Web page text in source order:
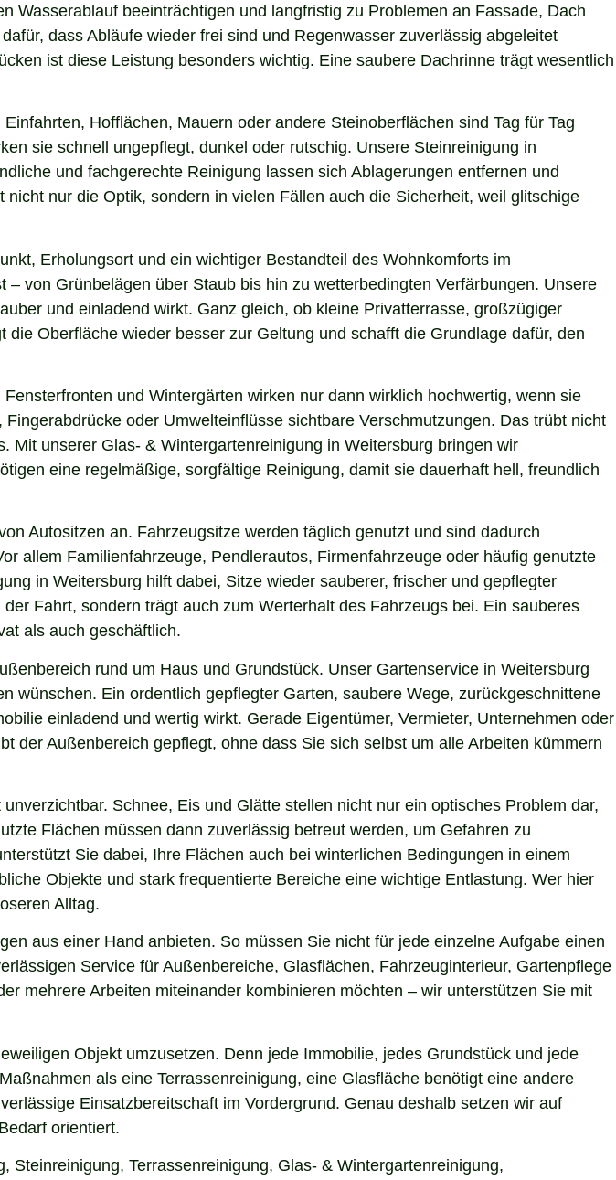
Wasserablauf beeinträchtigen und langfristig zu Problemen an Fassade, Dach
dass Abläufe wieder frei sind und Regenwasser zuverlässig abgeleitet
ist diese Leistung besonders wichtig. Eine saubere Dachrinne trägt wesentlich
Hofflächen, Mauern oder andere Steinoberflächen sind Tag für Tag
sie schnell ungepflegt, dunkel oder rutschig. Unsere Steinreinigung in
und fachgerechte Reinigung lassen sich Ablagerungen entfernen und
nur die Optik, sondern in vielen Fällen auch die Sicherheit, weil glitschige
Erholungsort und ein wichtiger Bestandteil des Wohnkomforts im
von Grünbelägen über Staub bis hin zu wetterbedingten Verfärbungen. Unsere
und einladend wirkt. Ganz gleich, ob kleine Privatterrasse, großzügiger
Oberfläche wieder besser zur Geltung und schafft die Grundlage dafür, den
und Wintergärten wirken nur dann wirklich hochwertig, wenn sie
oder Umwelteinflüsse sichtbare Verschmutzungen. Das trübt nicht
unserer Glas- & Wintergartenreinigung in Weitersburg bringen wir
eine regelmäßige, sorgfältige Reinigung, damit sie dauerhaft hell, freundlich
Autositzen an. Fahrzeugsitze werden täglich genutzt und sind dadurch
allem Familienfahrzeuge, Pendlerautos, Firmenfahrzeuge oder häufig genutzte
in Weitersburg hilft dabei, Sitze wieder sauberer, frischer und gepflegter
Fahrt, sondern trägt auch zum Werterhalt des Fahrzeugs bei. Ein sauberes
als auch geschäftlich.
rund um Haus und Grundstück. Unser Gartenservice in Weitersburg
wünschen. Ein ordentlich gepflegter Garten, saubere Wege, zurückgeschnittene
einladend und wertig wirkt. Gerade Eigentümer, Vermieter, Unternehmen oder
der Außenbereich gepflegt, ohne dass Sie sich selbst um alle Arbeiten kümmern
Schnee, Eis und Glätte stellen nicht nur ein optisches Problem dar,
Flächen müssen dann zuverlässig betreut werden, um Gefahren zu
Sie dabei, Ihre Flächen auch bei winterlichen Bedingungen in einem
Objekte und stark frequentierte Bereiche eine wichtige Entlastung. Wer hier
Alltag.
aus einer Hand anbieten. So müssen Sie nicht für jede einzelne Aufgabe einen
Service für Außenbereiche, Glasflächen, Fahrzeuginterieur, Gartenpflege
mehrere Arbeiten miteinander kombinieren möchten – wir unterstützen Sie mit
Objekt umzusetzen. Denn jede Immobilie, jedes Grundstück und jede
als eine Terrassenreinigung, eine Glasfläche benötigt eine andere
Einsatzbereitschaft im Vordergrund. Genau deshalb setzen wir auf
orientiert.
Terrassenreinigung, Glas- & Wintergartenreinigung,